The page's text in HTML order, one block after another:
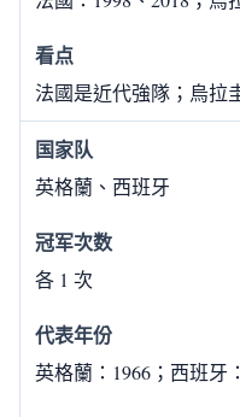
法國是近代強隊；烏拉
英格蘭、西班牙
各 1 次
英格蘭：1966；西班牙